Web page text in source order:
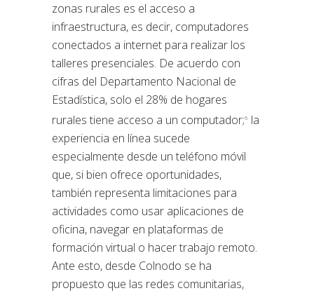
zonas rurales es el acceso a
infraestructura, es decir, computadores
conectados a internet para realizar los
talleres presenciales. De acuerdo con
cifras del Departamento Nacional de
Estadística, solo el 28% de hogares
rurales tiene acceso a un computador;6 la
experiencia en línea sucede
especialmente desde un teléfono móvil
que, si bien ofrece oportunidades,
también representa limitaciones para
actividades como usar aplicaciones de
oficina, navegar en plataformas de
formación virtual o hacer trabajo remoto.
Ante esto, desde Colnodo se ha
propuesto que las redes comunitarias,